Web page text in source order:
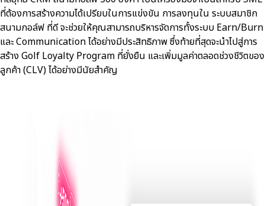
ที่ต้องการสร้างความได้เปรียบในการแข่งขัน การลงทุนใน ระบบสมาชิก
สนามกอล์ฟ ที่ดี จะช่วยให้คุณสามารถบริหารจัดการทั้งระบบ Earn/Burn
และ Communication ได้อย่างมีประสิทธิภาพ ซึ่งท้ายที่สุดจะนำไปสู่การ
สร้าง Golf Loyalty Program ที่ยั่งยืน และเพิ่มมูลค่าตลอดช่วงชีวิตของ
ลูกค้า (CLV) ได้อย่างมีนัยสำคัญ